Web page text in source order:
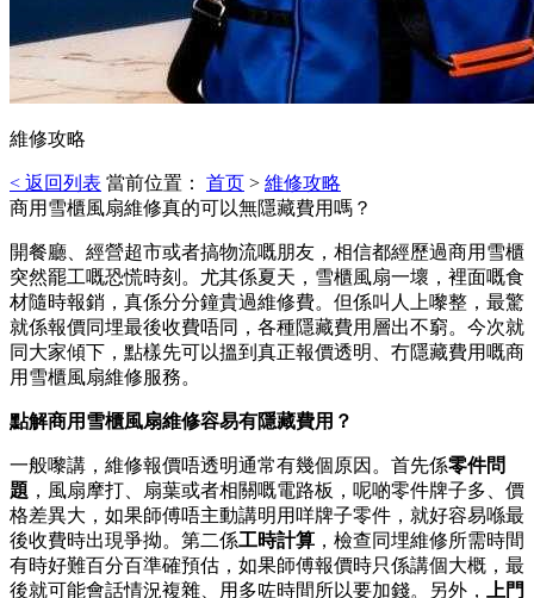
維修攻略
< 返回列表 當前位置： 首页 > 維修攻略
商用雪櫃風扇維修真的可以無隱藏費用嗎？
開餐廳、經營超市或者搞物流嘅朋友，相信都經歷過商用雪櫃
突然罷工嘅恐慌時刻。尤其係夏天，雪櫃風扇一壞，裡面嘅食
材隨時報銷，真係分分鐘貴過維修費。但係叫人上嚟整，最驚
就係報價同埋最後收費唔同，各種隱藏費用層出不窮。今次就
同大家傾下，點樣先可以搵到真正報價透明、冇隱藏費用嘅商
用雪櫃風扇維修服務。
點解商用雪櫃風扇維修容易有隱藏費用？
一般嚟講，維修報價唔透明通常有幾個原因。首先係零件問
題 ，風扇摩打、扇葉或者相關嘅電路板，呢啲零件牌子多、價
格差異大，如果師傅唔主動講明用咩牌子零件，就好容易喺最
後收費時出現爭拗。第二係工時計算 ，檢查同埋維修所需時間
有時好難百分百準確預估，如果師傅報價時只係講個大概，最
後就可能會話情況複雜、用多咗時間所以要加錢。另外，
上門